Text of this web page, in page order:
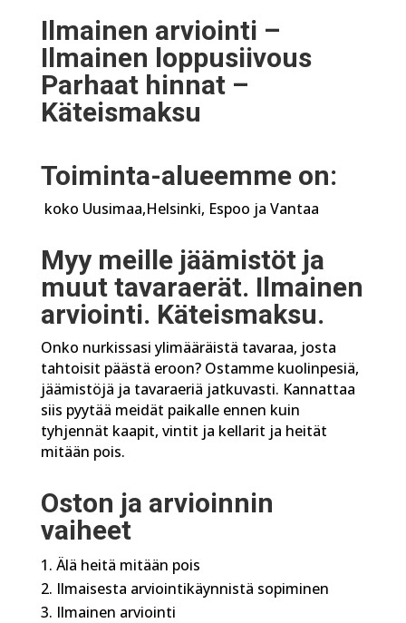
Ilmainen arviointi –
Ilmainen loppusiivous
Parhaat hinnat –
Käteismaksu
Toiminta-alueemme on:
koko Uusimaa,Helsinki, Espoo ja Vantaa
Myy meille jäämistöt ja
muut tavaraerät. Ilmainen
arviointi. Käteismaksu.
Onko nurkissasi ylimääräistä tavaraa, josta
tahtoisit päästä eroon? Ostamme kuolinpesiä,
jäämistöjä ja tavaraeriä jatkuvasti. Kannattaa
siis pyytää meidät paikalle ennen kuin
tyhjennät kaapit, vintit ja kellarit ja heität
mitään pois.
Oston ja arvioinnin
vaiheet
Älä heitä mitään pois
Ilmaisesta arviointikäynnistä sopiminen
Ilmainen arviointi